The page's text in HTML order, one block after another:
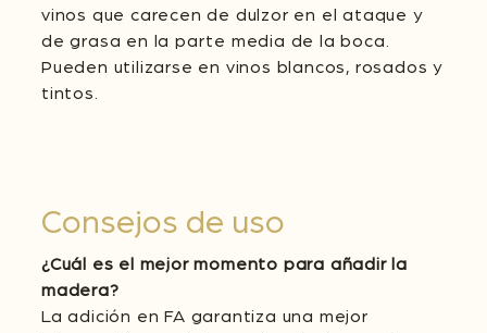
vinos que carecen de dulzor en el ataque y
de grasa en la parte media de la boca.
Pueden utilizarse en vinos blancos, rosados y
tintos.
Consejos de uso
¿Cuál es el mejor momento para añadir la
madera?
La adición en FA garantiza una mejor